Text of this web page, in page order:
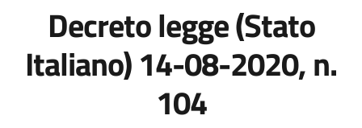
Decreto legge (Stato
Italiano) 14-08-2020, n.
104